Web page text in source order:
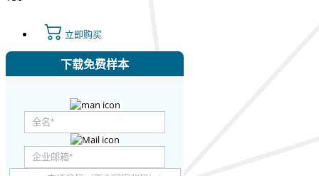
立即购买
下载免费样本